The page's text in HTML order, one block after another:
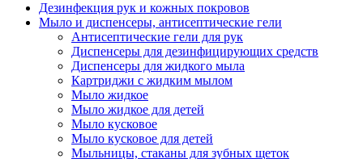
Дезинфекция рук и кожных покровов
Мыло и диспенсеры, антисептические гели
Антисептические гели для рук
Диспенсеры для дезинфицирующих средств
Диспенсеры для жидкого мыла
Картриджи с жидким мылом
Мыло жидкое
Мыло жидкое для детей
Мыло кусковое
Мыло кусковое для детей
Мыльницы, стаканы для зубных щеток